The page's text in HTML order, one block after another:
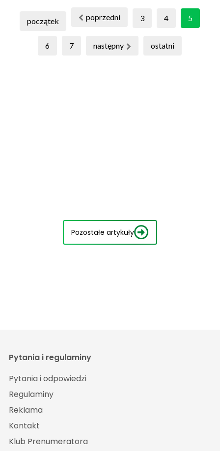
początek poprzedni 3 4 5
6 7 następny ostatni
Pozostałe artykuły
Pytania i regulaminy
Pytania i odpowiedzi
Regulaminy
Reklama
Kontakt
Klub Prenumeratora